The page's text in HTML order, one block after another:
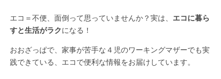
エコ＝不便、面倒って思っていませんか？ 実は、 エコに暮ら
すと生活がラクになる！
おおざっぱで、家事が苦手な４児のワーキングマザーでも実
践できている、 エコで便利な情報をお届けしています。